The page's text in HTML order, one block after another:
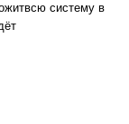
систему в